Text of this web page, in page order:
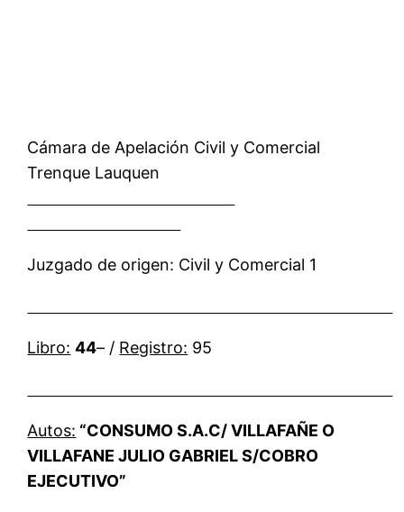
Cámara de Apelación Civil y Comercial
Trenque Lauquen
Juzgado de origen: Civil y Comercial 1
Libro: 44– / Registro: 95
Autos: “CONSUMO S.A.C/ VILLAFAÑE O
VILLAFANE JULIO GABRIEL S/COBRO
EJECUTIVO”